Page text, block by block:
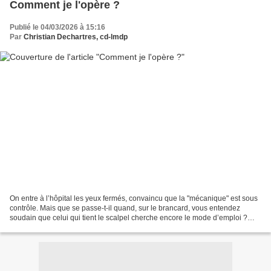
Comment je l'opère ?
Publié le 04/03/2026 à 15:16
Par Christian Dechartres, cd-lmdp
On entre à l’hôpital les yeux fermés, convaincu que la "mécanique" est sous
contrôle. Mais que se passe-t-il quand, sur le brancard, vous entendez
soudain que celui qui tient le scalpel cherche encore le mode d’emploi ?